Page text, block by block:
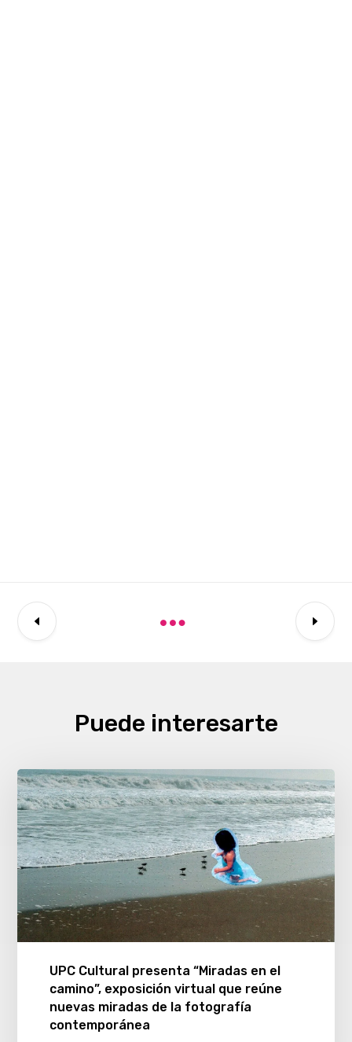
Puede interesarte
UPC Cultural presenta “Miradas en el
camino”, exposición virtual que reúne
nuevas miradas de la fotografía
contemporánea